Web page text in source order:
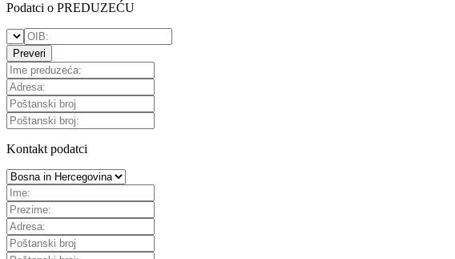
Podatci o PREDUZEĆU
Preveri
Kontakt podatci